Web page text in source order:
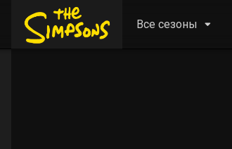
Все сезоны